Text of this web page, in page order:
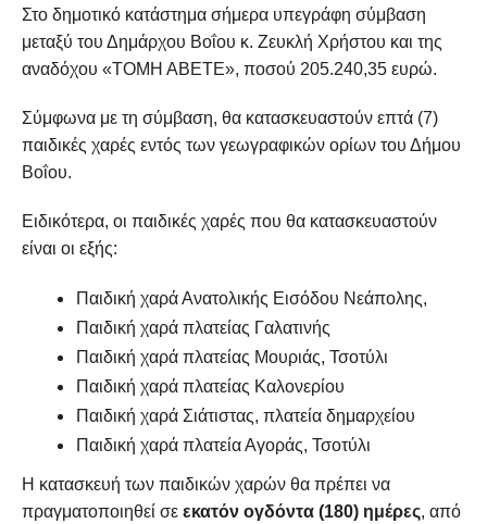
Στο δημοτικό κατάστημα σήμερα υπεγράφη σύμβαση
μεταξύ του Δημάρχου Βοΐου κ. Ζευκλή Χρήστου και της
αναδόχου «ΤΟΜΗ ΑΒΕΤΕ», ποσού 205.240,35 ευρώ.
Σύμφωνα με τη σύμβαση, θα κατασκευαστούν επτά (7)
παιδικές χαρές εντός των γεωγραφικών ορίων του Δήμου
Βοΐου.
Ειδικότερα, οι παιδικές χαρές που θα κατασκευαστούν
είναι οι εξής:
Παιδική χαρά Ανατολικής Εισόδου Νεάπολης,
Παιδική χαρά πλατείας Γαλατινής
Παιδική χαρά πλατείας Μουριάς, Τσοτύλι
Παιδική χαρά πλατείας Καλονερίου
Παιδική χαρά Σιάτιστας, πλατεία δημαρχείου
Παιδική χαρά πλατεία Αγοράς, Τσοτύλι
Η κατασκευή των παιδικών χαρών θα πρέπει να
πραγματοποιηθεί σε εκατόν ογδόντα (180) ημέρες, από